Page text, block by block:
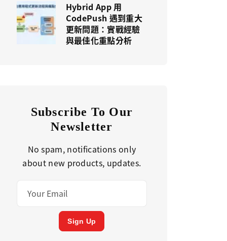
Hybrid App 用
CodePush 遇到重大
更新問題：實戰經驗
與最佳化重點分析
Subscribe To Our
Newsletter
No spam, notifications only
about new products, updates.
Sign Up